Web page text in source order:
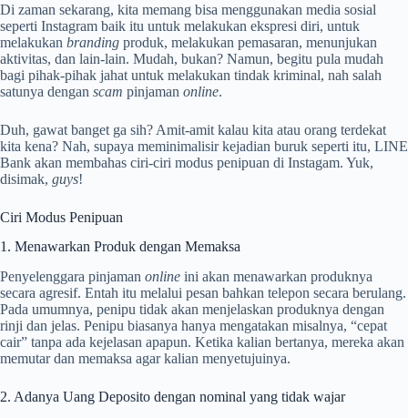
Di zaman sekarang, kita memang bisa menggunakan media sosial
seperti Instagram baik itu untuk melakukan ekspresi diri, untuk
melakukan branding produk, melakukan pemasaran, menunjukan
aktivitas, dan lain-lain. Mudah, bukan? Namun, begitu pula mudah
bagi pihak-pihak jahat untuk melakukan tindak kriminal, nah salah
satunya dengan scam pinjaman online.
Duh, gawat banget ga sih? Amit-amit kalau kita atau orang terdekat
kita kena? Nah, supaya meminimalisir kejadian buruk seperti itu, LINE
Bank akan membahas ciri-ciri modus penipuan di Instagam. Yuk,
disimak, guys!
Ciri Modus Penipuan
1. Menawarkan Produk dengan Memaksa
Penyelenggara pinjaman online ini akan menawarkan produknya
secara agresif. Entah itu melalui pesan bahkan telepon secara berulang.
Pada umumnya, penipu tidak akan menjelaskan produknya dengan
rinji dan jelas. Penipu biasanya hanya mengatakan misalnya, “cepat
cair” tanpa ada kejelasan apapun. Ketika kalian bertanya, mereka akan
memutar dan memaksa agar kalian menyetujuinya.
2. Adanya Uang Deposito dengan nominal yang tidak wajar